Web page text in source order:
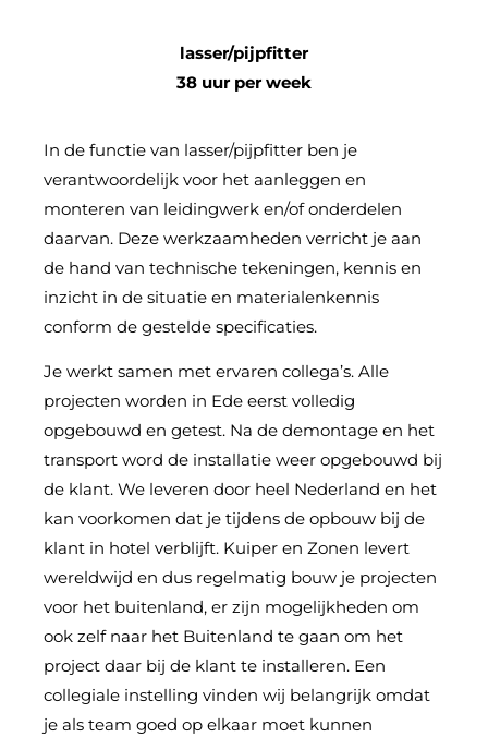
lasser/pijpfitter
38 uur per week
In de functie van lasser/pijpfitter ben je
verantwoordelijk voor het aanleggen en
monteren van leidingwerk en/of onderdelen
daarvan. Deze werkzaamheden verricht je aan
de hand van technische tekeningen, kennis en
inzicht in de situatie en materialenkennis
conform de gestelde specificaties.
Je werkt samen met ervaren collega’s. Alle
projecten worden in Ede eerst volledig
opgebouwd en getest. Na de demontage en het
transport word de installatie weer opgebouwd bij
de klant. We leveren door heel Nederland en het
kan voorkomen dat je tijdens de opbouw bij de
klant in hotel verblijft. Kuiper en Zonen levert
wereldwijd en dus regelmatig bouw je projecten
voor het buitenland, er zijn mogelijkheden om
ook zelf naar het Buitenland te gaan om het
project daar bij de klant te installeren. Een
collegiale instelling vinden wij belangrijk omdat
je als team goed op elkaar moet kunnen